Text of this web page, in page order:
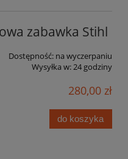
zabawka Stihl
Dostępność: na wyczerpaniu
Wysyłka w:24 godziny
280,00 zł
do koszyka